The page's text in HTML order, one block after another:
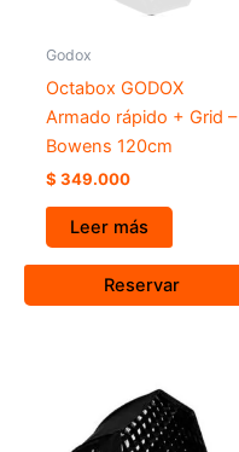
Godox
Octabox GODOX
Armado rápido + Grid –
Bowens 120cm
$ 349.000
Leer más
Reservar